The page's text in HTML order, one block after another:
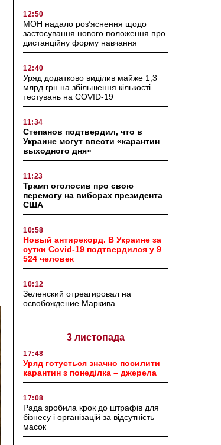
12:50
МОН надало роз’яснення щодо
застосування нового положення про
дистанційну форму навчання
12:40
Уряд додатково виділив майже 1,3
млрд грн на збільшення кількості
тестувань на COVID-19
11:34
Степанов подтвердил, что в
Украине могут ввести «карантин
выходного дня»
11:23
Трамп оголосив про свою
перемогу на виборах президента
США
10:58
Новый антирекорд. В Украине за
сутки Covid-19 подтвердился у 9
524 человек
10:12
Зеленский отреагировал на
освобождение Маркива
3 листопада
17:48
Уряд готується значно посилити
карантин з понеділка – джерела
17:08
Рада зробила крок до штрафів для
бізнесу і організацій за відсутність
масок